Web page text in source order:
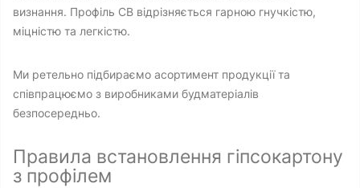
визнання. Профіль СВ відрізняється гарною гнучкістю,
міцністю та легкістю.
Ми ретельно підбираємо асортимент продукції та
співпрацюємо з виробниками будматеріалів
безпосередньо.
Правила встановлення гіпсокартону
з профілем